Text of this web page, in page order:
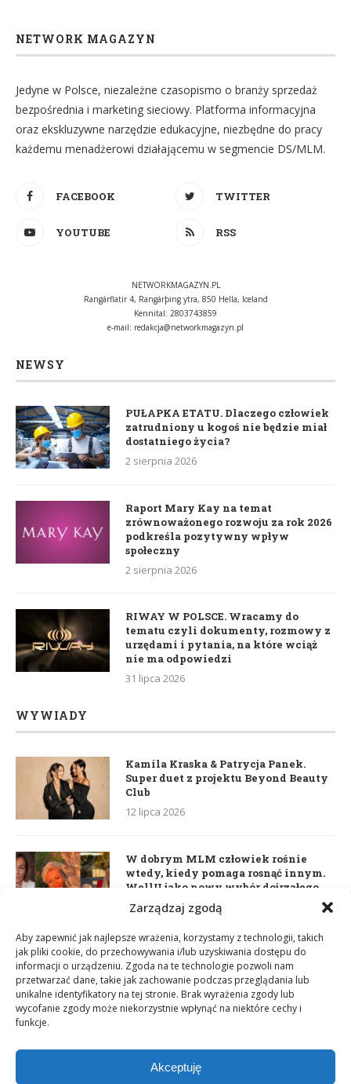
Zarządzaj zgodą
Aby zapewnić jak najlepsze wrażenia, korzystamy z technologii, takich
jak pliki cookie, do przechowywania i/lub uzyskiwania dostępu do
informacji o urządzeniu. Zgoda na te technologie pozwoli nam
przetwarzać dane, takie jak zachowanie podczas przeglądania lub
unikalne identyfikatory na tej stronie. Brak wyrażenia zgody lub
wycofanie zgody może niekorzystnie wpłynąć na niektóre cechy i
funkcje.
Akceptuję
NETWORK MAGAZYN
Jedyne w Polsce, niezależne czasopismo o branży sprzedaż
bezpośrednia i marketing sieciowy. Platforma informacyjna
oraz ekskluzywne narzędzie edukacyjne, niezbędne do pracy
każdemu menadżerowi działającemu w segmencie DS/MLM.
FACEBOOK TWITTER
YOUTUBE RSS
NETWORKMAGAZYN.PL
Rangárflatir 4, Rangárþing ytra, 850 Hella, Iceland
Kennital: 2803743859
e-mail: redakcja@networkmagazyn.pl
NEWSY
PUŁAPKA ETATU. Dlaczego człowiek
zatrudniony u kogoś nie będzie miał
dostatniego życia?
2 sierpnia 2026
Raport Mary Kay na temat
zrównoważonego rozwoju za rok 2026
podkreśla pozytywny wpływ
społeczny
2 sierpnia 2026
RIWAY W POLSCE. Wracamy do
tematu czyli dokumenty, rozmowy z
urzędami i pytania, na które wciąż
nie ma odpowiedzi
31 lipca 2026
WYWIADY
Kamila Kraska & Patrycja Panek.
Super duet z projektu Beyond Beauty
Club
12 lipca 2026
W dobrym MLM człowiek rośnie
wtedy, kiedy pomaga rosnąć innym.
WellU jako nowy wybór dojrzałego
lidera
Daria Dudzik. Kocham Cię
17 kwietnia 2026